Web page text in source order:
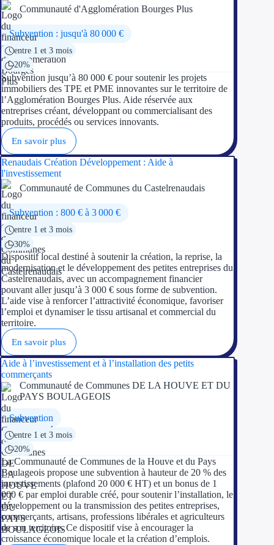
Aides Région Île-
Aides Région
Aides Région
Aides Région
Aides Région
Aides Région
Aides Région
Nos tarifs
Recherche autonome
Accompagnement
Communauté d'Agglomération Bourges Plus
Subvention : jusqu'à 80 000 €
entre 1 et 3 mois
20%
Subvention jusqu’à 80 000 € pour soutenir les projets
immobiliers des TPE et PME innovantes sur le territoire de
l’Agglomération Bourges Plus. Aide réservée aux
entreprises créant, développant ou commercialisant des
produits, procédés ou services innovants.
En savoir plus
Renaudais Création Développement : Aide à
l'investissement
Communauté de Communes du Castelrenaudais
Subvention : 800 € à 3 000 €
entre 1 et 3 mois
30%
Dispositif local destiné à soutenir la création, la reprise, la
modernisation et le développement des petites entreprises du
Castelrenaudais, avec un accompagnement financier
pouvant aller jusqu’à 3 000 € sous forme de subvention.
L’aide vise à renforcer l’attractivité économique, favoriser
l’emploi et dynamiser le tissu artisanal et commercial du
territoire.
En savoir plus
Aide à l’investissement et à l’installation des petits
commerçants
Communauté de Communes DE LA HOUVE ET DU
PAYS BOULAGEOIS
Subvention
entre 1 et 3 mois
20%
La Communauté de Communes de la Houve et du Pays
Boulageois propose une subvention à hauteur de 20 % des
investissements (plafond 20 000 € HT) et un bonus de 1
000 € par emploi durable créé, pour soutenir l’installation, le
développement ou la transmission des petites entreprises,
commerçants, artisans, professions libérales et agriculteurs
de son territoire. Ce dispositif vise à encourager la
croissance économique locale et la création d’emplois.